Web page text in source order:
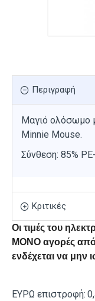
Περιγραφή
Μαγιό ολόσωμο
Minnie Mouse.
Σύνθεση: 85%
Κριτικές
Οι τιμές του
ΜΟΝΟ αγορές από
ενδέχεται να μην
ΕΥΡΩ επιστροφή: